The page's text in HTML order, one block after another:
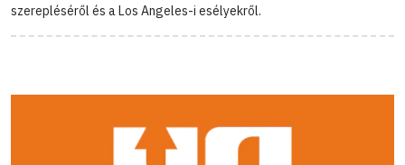
szerepléséről és a Los Angeles-i esélyekről.